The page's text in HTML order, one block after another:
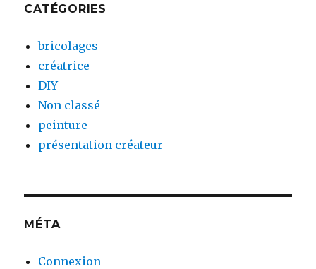
CATÉGORIES
bricolages
créatrice
DIY
Non classé
peinture
présentation créateur
MÉTA
Connexion